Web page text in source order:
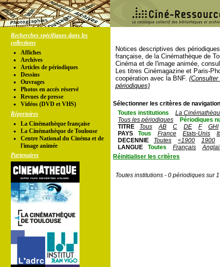
Recherches spécifiques dans les
collections
Affiches
Archives
Articles de périodiques
Dessins
Ouvrages
Photos en accés réservé
Revues de presse
Vidéos (DVD et VHS)
Répertoires
La Cinémathèque française
La Cinémathèque de Toulouse
Centre National du Cinéma et de
l'image animée
Partenaires
Notices descriptives des
française, de la Cinémathèque de
Cinéma et de l'image animée,
Les titres Cinémagazine et Paris-
coopération avec la BNF.
périodiques)
Sélectionner les critères de
Toutes institutions
La
Tous les périodiques
Périodiques
TITRE
Tous AB C DE F
GHI
PAYS
Tous France Etats-Unis
DECENNIE
Toutes <1900
1900
LANGUE
Toutes Français
Réinitialiser les critères
Toutes institutions - 0 périodiques sur